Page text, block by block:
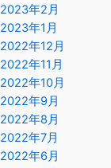
2023年2月
2023年1月
2022年12月
2022年11月
2022年10月
2022年9月
2022年8月
2022年7月
2022年6月